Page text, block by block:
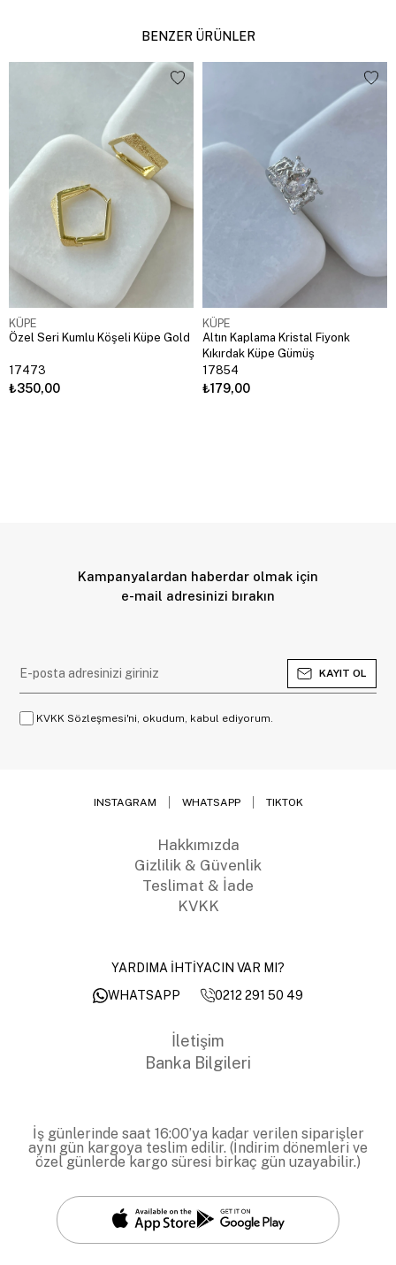
BENZER ÜRÜNLER
KÜPE
Özel Seri Kumlu Köşeli Küpe Gold
17473
₺350,00
KÜPE
Altın Kaplama Kristal Fiyonk
Kıkırdak Küpe Gümüş
17854
₺179,00
Kampanyalardan haberdar olmak için
e-mail adresinizi bırakın
KAYIT OL
KVKK Sözleşmesi'ni, okudum, kabul ediyorum.
INSTAGRAM WHATSAPP TIKTOK
Hakkımızda
Gizlilik & Güvenlik
Teslimat & İade
KVKK
YARDIMA İHTİYACIN VAR MI?
WHATSAPP
0212 291 50 49
İletişim
Banka Bilgileri
İş günlerinde saat 16:00’ya kadar verilen siparişler
aynı gün kargoya teslim edilir. (İndirim dönemleri ve
özel günlerde kargo süresi birkaç gün uzayabilir.)